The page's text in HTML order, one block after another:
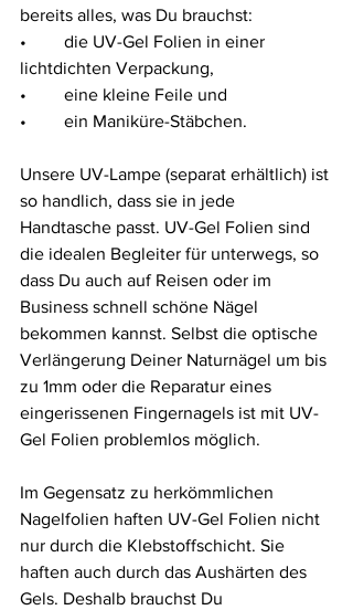
bereits alles, was Du brauchst:
•	die UV-Gel Folien in einer
lichtdichten Verpackung,
•	eine kleine Feile und
•	ein Maniküre-Stäbchen.
Unsere UV-Lampe (separat erhältlich) ist
so handlich, dass sie in jede
Handtasche passt. UV-Gel Folien sind
die idealen Begleiter für unterwegs, so
dass Du auch auf Reisen oder im
Business schnell schöne Nägel
bekommen kannst. Selbst die optische
Verlängerung Deiner Naturnägel um bis
zu 1mm oder die Reparatur eines
eingerissenen Fingernagels ist mit UV-
Gel Folien problemlos möglich.
Im Gegensatz zu herkömmlichen
Nagelfolien haften UV-Gel Folien nicht
nur durch die Klebstoffschicht. Sie
haften auch durch das Aushärten des
Gels. Deshalb brauchst Du